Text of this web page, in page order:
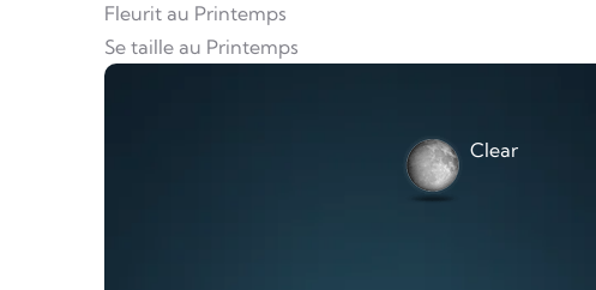
Fleurit au Printemps
Se taille au Printemps
Clear